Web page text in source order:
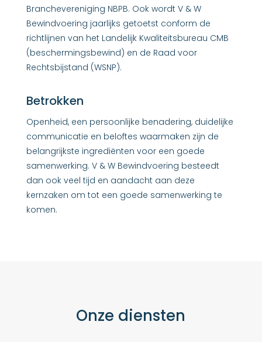
Branchevereniging NBPB. Ook wordt V & W
Bewindvoering jaarlijks getoetst conform de
richtlijnen van het Landelijk Kwaliteitsbureau CMB
(beschermingsbewind) en de Raad voor
Rechtsbijstand (WSNP).
Betrokken
Openheid, een persoonlijke benadering, duidelijke
communicatie en beloftes waarmaken zijn de
belangrijkste ingrediënten voor een goede
samenwerking. V & W Bewindvoering besteedt
dan ook veel tijd en aandacht aan deze
kernzaken om tot een goede samenwerking te
komen.
Onze diensten